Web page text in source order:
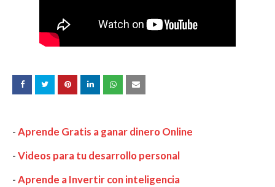
-Aprende Gratis a ganar dinero Online
-Videos para tu desarrollo personal
-Aprende a Invertir con inteligencia